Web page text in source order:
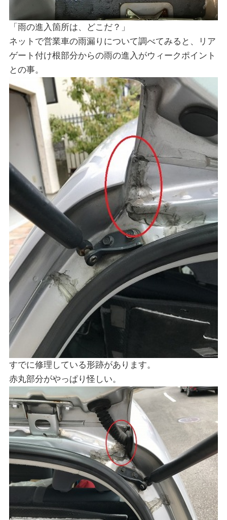
「雨の進入箇所は、どこだ？」
ネットで営業車の雨漏りについて調べてみると、リア
ゲート付け根部分からの雨の進入がウィークポイント
との事。
すでに修理している形跡があります。
赤丸部分がやっぱり怪しい。